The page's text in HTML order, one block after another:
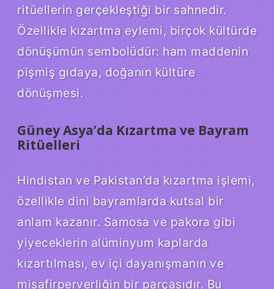
ritüellerin gerçekleştiği bir sahnedir.
Özellikle kızartma eylemi, birçok kültürde
dönüşümün sembolüdür: ham maddenin
pişmiş gıdaya, doğanın kültüre
dönüşmesi.
Güney Asya’da Kızartma ve Bayram
Ritüelleri
Hindistan ve Pakistan’da kızartma işlemi,
özellikle dini bayramlarda kutsal bir
anlam kazanır. Samosa ve pakora gibi
yiyeceklerin alüminyum kaplarda
kızartılması, ev içi dayanışmanın ve
misafirperverliğin bir parçasıdır. Bu